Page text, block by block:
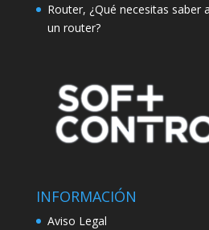
Router, ¿Qué necesitas saber
un router?
INFORMACIÓN
Aviso Legal